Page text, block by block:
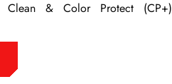
Clean & Color Protect (CP+)